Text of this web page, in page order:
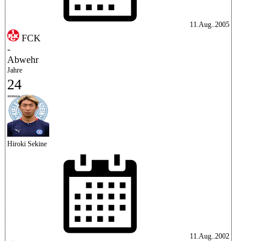
11.Aug..2005
FCK
-
Abwehr
Jahre
24
Hiroki Sekine
11.Aug..2002